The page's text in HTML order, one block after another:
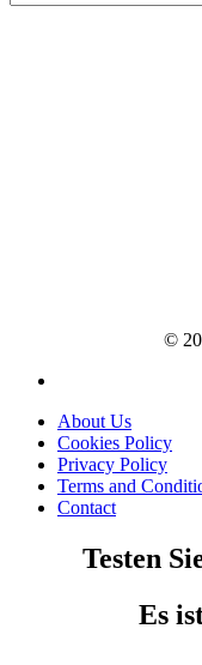
for:
©
About Us
Cookies Policy
Privacy Policy
Terms and
Contact
Testen
Es